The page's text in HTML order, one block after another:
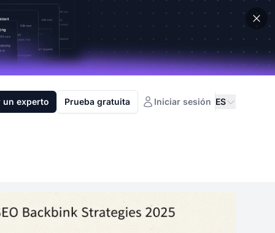
un experto Prueba gratuita Iniciar sesión ES